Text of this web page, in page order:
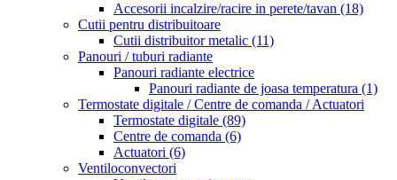
Accesorii incalzire/racire in perete/tavan (18)
Cutii pentru distribuitoare
Cutii distribuitor metalic (11)
Panouri / tuburi radiante
Panouri radiante electrice
Panouri radiante de joasa temperatura (1)
Termostate digitale / Centre de comanda / Actuatori
Termostate digitale (89)
Centre de comanda (6)
Actuatori (6)
Ventiloconvectori